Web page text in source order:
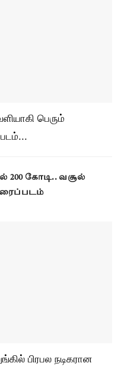
பெரும்
200 கோடி.. வசூல்
பிரபல நடிகரான